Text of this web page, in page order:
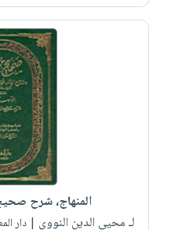
المنهاج، شرح
لـ محيي الدين النووي | دار